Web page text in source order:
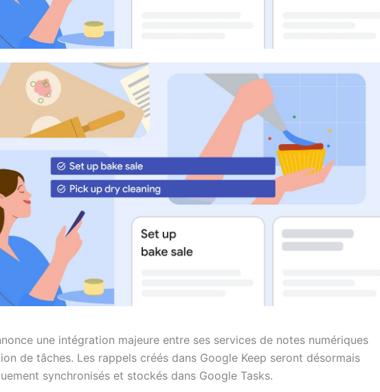
une intégration majeure entre ses services de notes numériques
de tâches. Les rappels créés dans Google Keep seront désormais
synchronisés et stockés dans Google Tasks.